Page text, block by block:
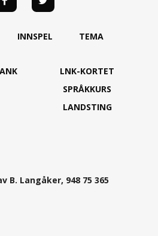
INNSPEL TEMA
LNK-KORTET
SPRÅKKURS
LANDSTING
B. Langåker, 948 75 365